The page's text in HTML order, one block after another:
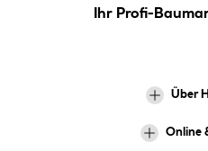
Ihr Profi-
Über
Online